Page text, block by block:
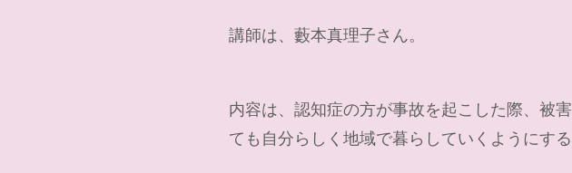
講師は、藪本真理子さん。
内容は、認知症の方が事故を起こした際、被
ても自分らしく地域で暮らしていくようにす